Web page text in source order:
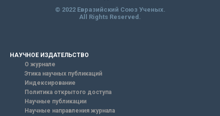
© 2022 Евразийский Союз Ученых.
All Rights Reserved.
НАУЧНОЕ ИЗДАТЕЛЬСТВО
О журнале
Этика научных публикаций
Индексирование
Политика открытого доступа
Научные публикации
Научные направления журнала